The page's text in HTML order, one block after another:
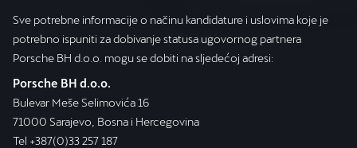
Sve potrebne informacije o načinu kandidature i uslovima koje je
potrebno ispuniti za dobivanje statusa ugovornog partnera
Porsche BH d.o.o. mogu se dobiti na sljedećoj adresi:
Porsche BH d.o.o.
Bulevar Meše Selimovića 16
71000 Sarajevo, Bosna i Hercegovina
Tel +387(0)33 257 187